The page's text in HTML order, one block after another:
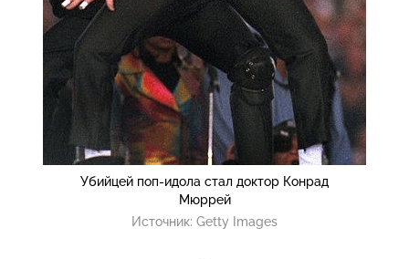
Убийцей поп-идола стал доктор Конрад
Мюррей
Источник: Getty Images